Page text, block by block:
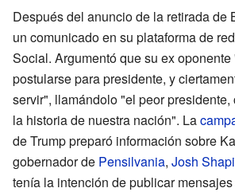
Después del anuncio de la retirada de
un comunicado en su plataforma de
Social. Argumentó que su ex
postularse para presidente, y
servir", llamándolo "el peor presidente,
la historia de nuestra nación". La
de Trump preparó información sobre
gobernador de Pensilvania, Josh
tenía la intención de publicar